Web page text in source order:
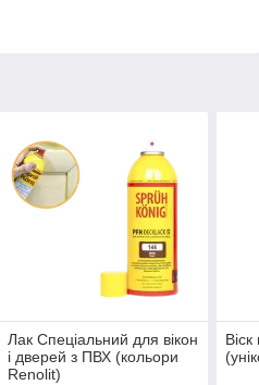
Лак Спеціальний для вікон
і дверей з ПВХ (кольори
Renolit)